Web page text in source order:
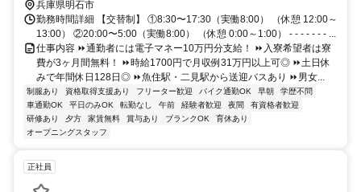
より送迎バスあり）
兵庫県明石市
勤務時間詳細 【交替制】 ①8:30〜17:30（実働8:00） （休憩 12:00～
13:00） ②20:00〜5:00（実働8:00） （休憩 0:00～1:00） - - - - - - - ...
仕事内容 ⏩通勤者には電子マネー10万円分支給！ ⏩入寮希望者は寮
費が3ヶ月間無料！ ⏩時給1700円で月収例31万円以上可◎ ⏩土日休
みで年間休日128日◎ ⏩魚住駅・二見駅から送迎バスあり ⏩男女...
制服あり 資格取得支援あり フリーター歓迎 バイク通勤OK 早朝
学歴不問
車通勤OK
平日のみOK 転勤なし 午前 経験者歓迎 夜間
有資格者歓迎
研修あり
夕方 家賃無料 賞与あり ブランクOK
育休あり
オープニングスタッフ
正社員